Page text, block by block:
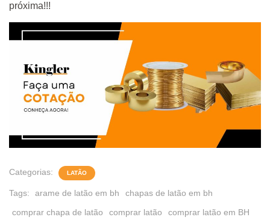
próxima!!!
Categorias: LATÃO
Tags: arame de latão em bh
chapas de latão em bh
comprar chapa de latão
comprar latão comprar latão em BH